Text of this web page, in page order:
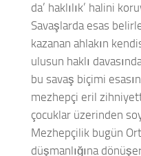
da’ haklılık’ halini
Savaşlarda esas
kazanan ahlakın
ulusun haklı
bu savaş biçimi
mezhepçi eril
çocuklar üzerinden
Mezhepçilik bugün
düşmanlığına